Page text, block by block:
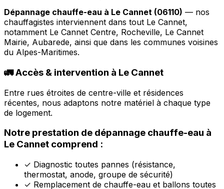
Dépannage chauffe-eau à Le Cannet (06110) — nos
chauffagistes interviennent dans tout Le Cannet,
notamment Le Cannet Centre, Rocheville, Le Cannet
Mairie, Aubarede, ainsi que dans les communes voisines
du Alpes-Maritimes.
🚛 Accès & intervention à Le Cannet
Entre rues étroites de centre-ville et résidences
récentes, nous adaptons notre matériel à chaque type
de logement.
Notre prestation de dépannage chauffe-eau à
Le Cannet comprend :
✓ Diagnostic toutes pannes (résistance,
thermostat, anode, groupe de sécurité)
✓ Remplacement de chauffe-eau et ballons toutes